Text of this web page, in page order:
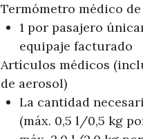
Termómetro médico
1 por pasajero
equipaje facturado
Artículos médicos
de aerosol)
La cantidad
(máx. 0,5 l/0,5 kg